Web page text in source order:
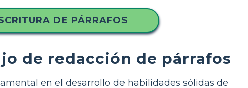
DE PÁRRAFOS
de redacción de párrafos
en el desarrollo de habilidades sólidas de